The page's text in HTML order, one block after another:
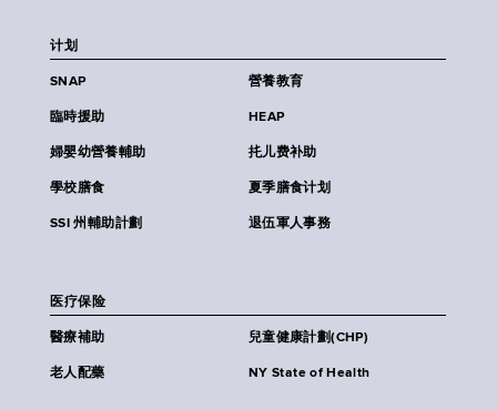
计划
SNAP 營養教育
臨時援助 HEAP
婦嬰幼營養輔助 扥儿费补助
學校膳食 夏季膳食计划
SSI 州輔助計劃 退伍軍人事務
医疗保险
醫療補助 兒童健康計劃(CHP)
老人配藥 NY State of Health